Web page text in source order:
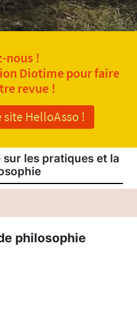
nous !
Diotime pour faire
revue !
HelloAsso !
les pratiques et la
philosophie